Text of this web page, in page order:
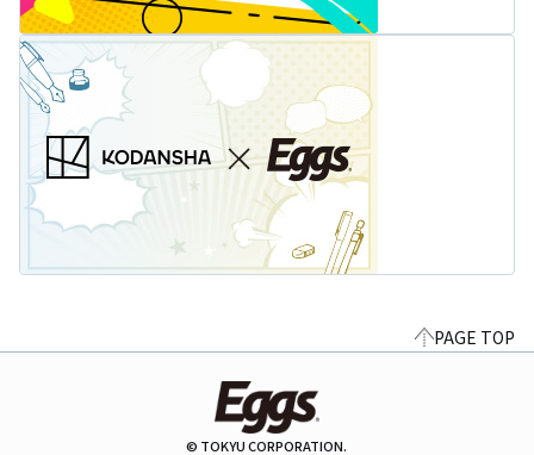
PAGE TOP
© TOKYU CORPORATION.